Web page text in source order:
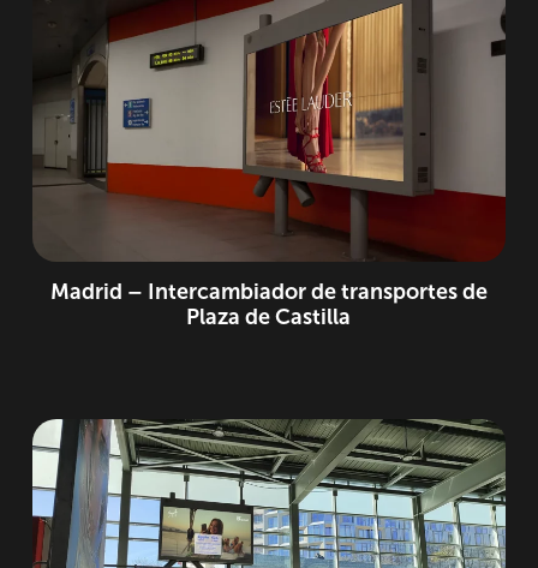
Madrid – Intercambiador de transportes de
Plaza de Castilla